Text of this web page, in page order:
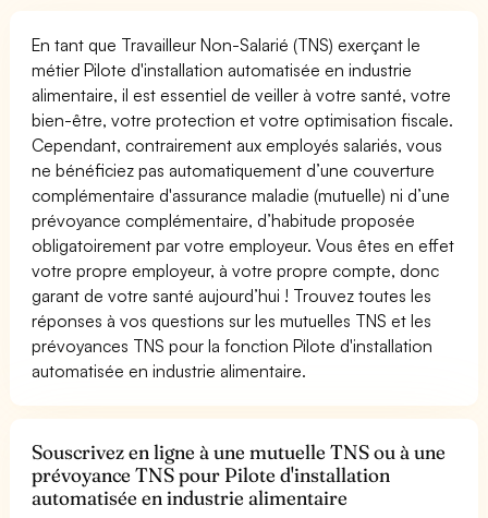
En tant que Travailleur Non-Salarié (TNS) exerçant le
métier Pilote d'installation automatisée en industrie
alimentaire, il est essentiel de veiller à votre santé, votre
bien-être, votre protection et votre optimisation fiscale.
Cependant, contrairement aux employés salariés, vous
ne bénéficiez pas automatiquement d’une couverture
complémentaire d'assurance maladie (mutuelle) ni d’une
prévoyance complémentaire, d’habitude proposée
obligatoirement par votre employeur. Vous êtes en effet
votre propre employeur, à votre propre compte, donc
garant de votre santé aujourd’hui ! Trouvez toutes les
réponses à vos questions sur les mutuelles TNS et les
prévoyances TNS pour la fonction Pilote d'installation
automatisée en industrie alimentaire.
Souscrivez en ligne à une mutuelle TNS ou à une
prévoyance TNS pour Pilote d'installation
automatisée en industrie alimentaire